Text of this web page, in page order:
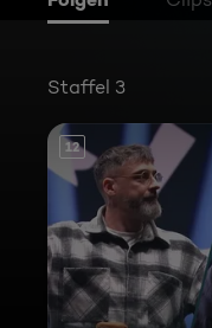
Staffel 3
12